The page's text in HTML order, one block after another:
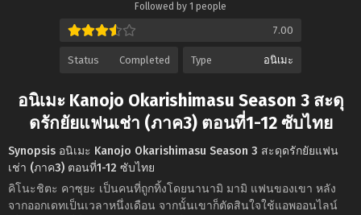
Followed by 1 people
7.00
Status Completed Type อนิเมะ
อนิเมะ Kanojo Okarishimasu Season 3 สะดุ
ดรักยัยแฟนเช่า (ภาค3) ตอนที่1-12 ซับไทย
Synopsis อนิเมะ Kanojo Okarishimasu Season 3 สะดุดรักยัยแฟน
เช่า (ภาค3) ตอนที่1-12 ซับไทย
คิโนะชิตะ คาซุยะ เป็นคนที่ถูกทิ้งโดยนานามิ มามิ แฟนของเขา หลัง
จากออกเดทเป็นเวลาหนึ่งเดือน จากนั้นเขาก็ตัดสินใจใช้แอพออนไลน์